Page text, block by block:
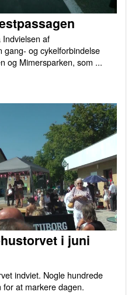
af
gang- og cykelforbindelse
og Mimersparken, som ...
i juni
indviet. Nogle hundrede
at markere dagen.